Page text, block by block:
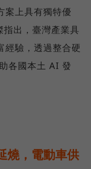
案上具有獨特優
出，臺灣產業具
經驗，透過整合硬
各國本土 AI 發
燒，電動車供